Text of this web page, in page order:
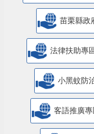
苗栗縣政
法律扶助專
小黑蚊防
客語推廣專